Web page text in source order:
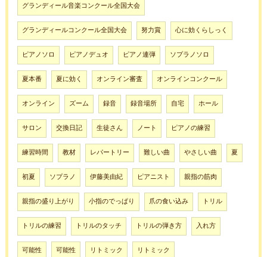
グランディール音楽コンクール全国大会
グランディールコンクール全国大会 努力賞 心に効くらしっく
ピアノソロ ピアノデュオ ピアノ連弾 ソプラノソロ
夏本番 夏に効く オンライン審査 オンラインコンクール
オンライン ズーム 録音 録音場所 自宅 ホール
サロン 交換日記 生徒さん ノート ピアノの練習
練習時間 教材 レパートリー 難しい曲 やさしい曲 夏
初夏 ソプラノ 伊藤美由紀 ピアニスト 親指の筋肉
親指の盛り上がり 小指のでっぱり 爪の食い込み トリル
トリルの練習 トリルのタッチ トリルの弾き方 入れ方
可能性 可能性 リトミック リトミック